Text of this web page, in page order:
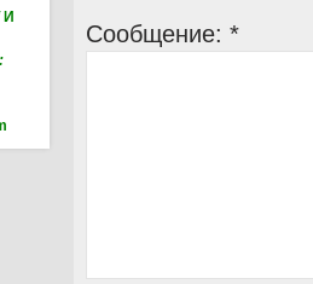
И
Сообщение: *